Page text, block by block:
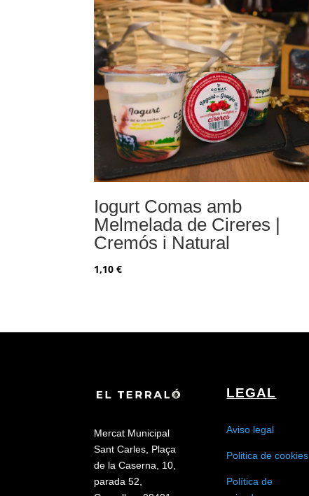
Iogurt Comas amb
Melmelada de Cireres |
Cremós i Natural
1,10€
Mercat Municipal
Sant Carles, Plaça
de la Caserna, 10,
parada 52,
LEGAL
Aviso legal
Politica de cookies
Política de